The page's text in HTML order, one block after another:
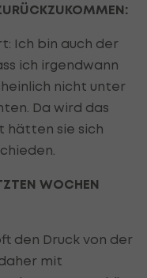
Ich bin auch der
ich irgendwann
nicht unter
Da wird das
hätten sie sich
WOCHEN
den Druck von der
mit